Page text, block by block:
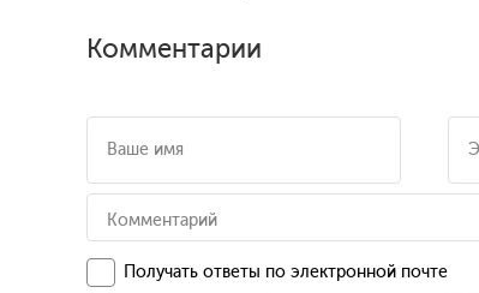
Комментарии
Получать ответы по электронной почте